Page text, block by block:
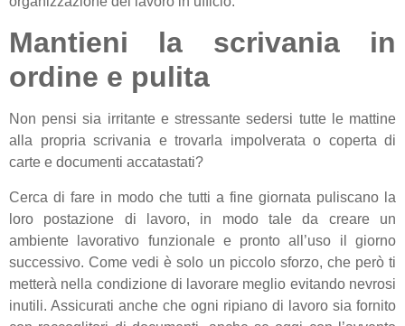
Mantieni la scrivania in
ordine e pulita
Non pensi sia irritante e stressante sedersi tutte le mattine
alla propria scrivania e trovarla impolverata o coperta di
carte e documenti accatastati?
Cerca di fare in modo che tutti a fine giornata puliscano la
loro postazione di lavoro, in modo tale da creare un
ambiente lavorativo funzionale e pronto all’uso il giorno
successivo. Come vedi è solo un piccolo sforzo, che però ti
metterà nella condizione di lavorare meglio evitando nevrosi
inutili. Assicurati anche che ogni ripiano di lavoro sia fornito